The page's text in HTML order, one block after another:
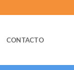
CONTACTO